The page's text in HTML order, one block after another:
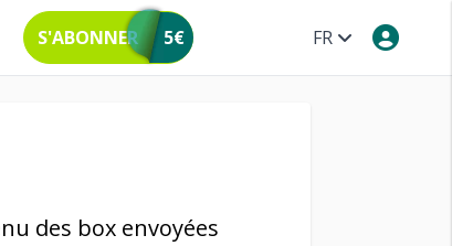
FR
S'ABONNER 5€
des box envoyées